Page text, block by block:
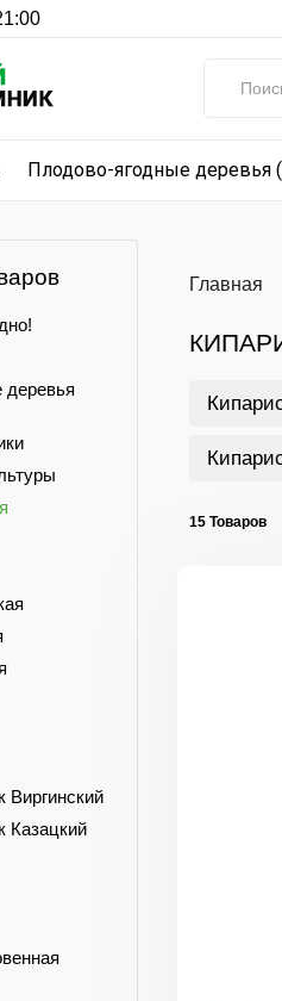
Плодово-ягодные деревья
деревья
Казацкий
Главная
15